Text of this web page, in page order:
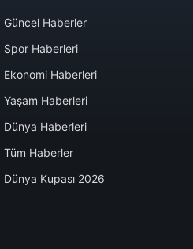
Güncel Haberler
Spor Haberleri
Ekonomi Haberleri
Yaşam Haberleri
Dünya Haberleri
Tüm Haberler
Dünya Kupası 2026